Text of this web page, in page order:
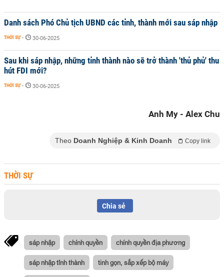
Danh sách Phó Chủ tịch UBND các tỉnh, thành mới sau sáp nhập
THỜI SỰ - 30-06-2025
Sau khi sáp nhập, những tỉnh thành nào sẽ trở thành 'thủ phủ' thu
hút FDI mới?
THỜI SỰ - 30-06-2025
Anh My - Alex Chu
Theo Doanh Nghiệp & Kinh Doanh Copy link
THỜI SỰ
Chia sẻ
sáp nhập chính quyền chính quyền địa phương
sáp nhập tỉnh thành tinh gọn, sắp xếp bộ máy